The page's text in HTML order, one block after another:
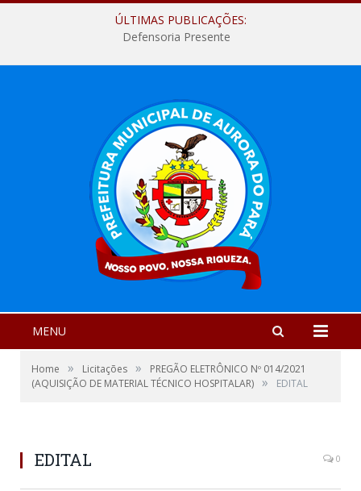
ÚLTIMAS PUBLICAÇÕES:
Defensoria Presente
MENU
Home » Licitações »
PREGÃO ELETRÔNICO Nº 014/2021
(AQUISIÇÃO DE MATERIAL TÉCNICO HOSPITALAR) » EDITAL
EDITAL 0